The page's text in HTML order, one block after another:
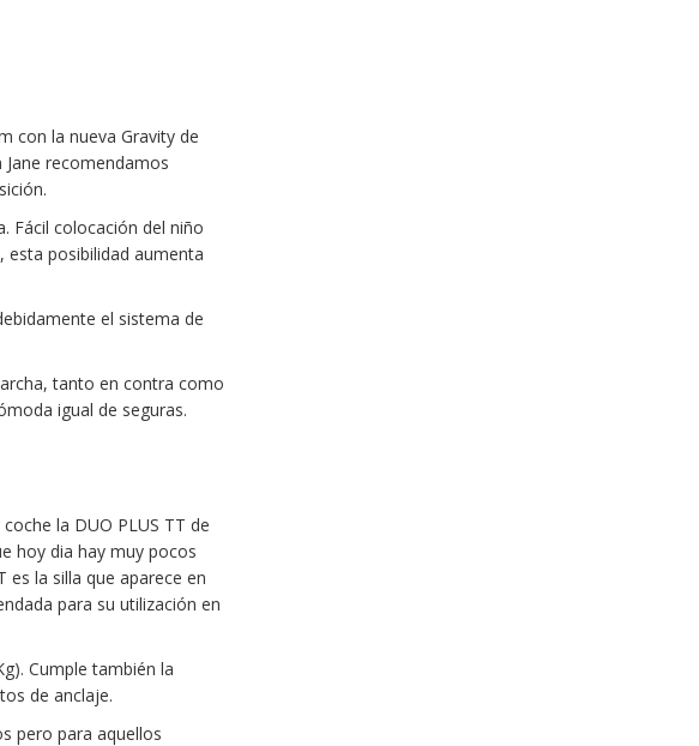
con la nueva Gravity de
recomendamos
Fácil colocación del niño
esta posibilidad aumenta
el sistema de
tanto en contra como
igual de seguras.
la DUO PLUS TT de
hoy dia hay muy pocos
es la silla que aparece en
para su utilización en
Cumple también la
de anclaje.
pero para aquellos